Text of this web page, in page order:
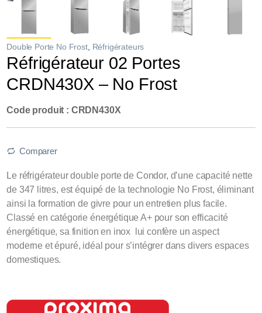
Double Porte No Frost, Réfrigérateurs
Réfrigérateur 02 Portes
CRDN430X – No Frost
Code produit : CRDN430X
Comparer
Le réfrigérateur double porte de Condor, d’une capacité nette
de 347 litres, est équipé de la technologie No Frost, éliminant
ainsi la formation de givre pour un entretien plus facile.
Classé en catégorie énergétique A+ pour son efficacité
énergétique, sa finition en inox lui confère un aspect
moderne et épuré, idéal pour s’intégrer dans divers espaces
domestiques.